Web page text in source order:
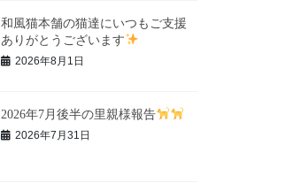
和風猫本舗の猫達にいつもご支援
ありがとうございます
2026年8月1日
2026年7月後半の里親様報告
2026年7月31日